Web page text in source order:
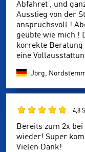
Abfahret , und
Ausstieg von der
anspruchsvoll !
geübte wie mich !
korrekte Beratung
eine
Jörg,
4,8
Bereits zum 2x
wieder! Super
Vielen Dank!